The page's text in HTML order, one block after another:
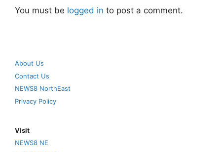
You must be logged in to post a comment.
About Us
Contact Us
NEWS8 NorthEast
Privacy Policy
Visit
NEWS8 NE